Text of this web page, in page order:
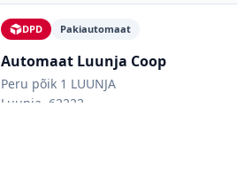
DPD Pakiautomaat
Automaat Luunja Coop
Peru põik 1 LUUNJA
Luunja, 62222